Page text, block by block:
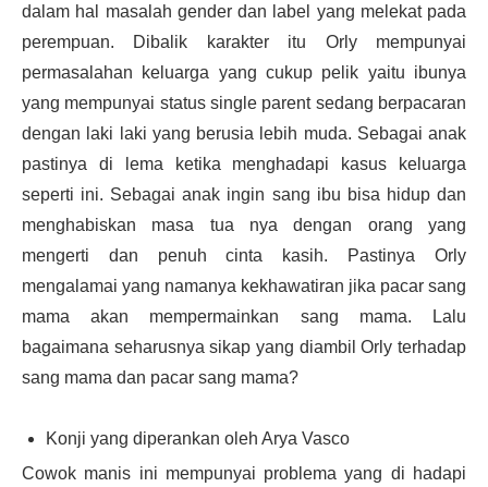
dalam hal masalah gender dan label yang melekat pada
perempuan. Dibalik karakter itu Orly mempunyai
permasalahan keluarga yang cukup pelik yaitu ibunya
yang mempunyai status single parent sedang berpacaran
dengan laki laki yang berusia lebih muda. Sebagai anak
pastinya di lema ketika menghadapi kasus keluarga
seperti ini. Sebagai anak ingin sang ibu bisa hidup dan
menghabiskan masa tua nya dengan orang yang
mengerti dan penuh cinta kasih. Pastinya Orly
mengalamai yang namanya kekhawatiran jika pacar sang
mama akan mempermainkan sang mama. Lalu
bagaimana seharusnya sikap yang diambil Orly terhadap
sang mama dan pacar sang mama?
Konji yang diperankan oleh Arya Vasco
Cowok manis ini mempunyai problema yang di hadapi